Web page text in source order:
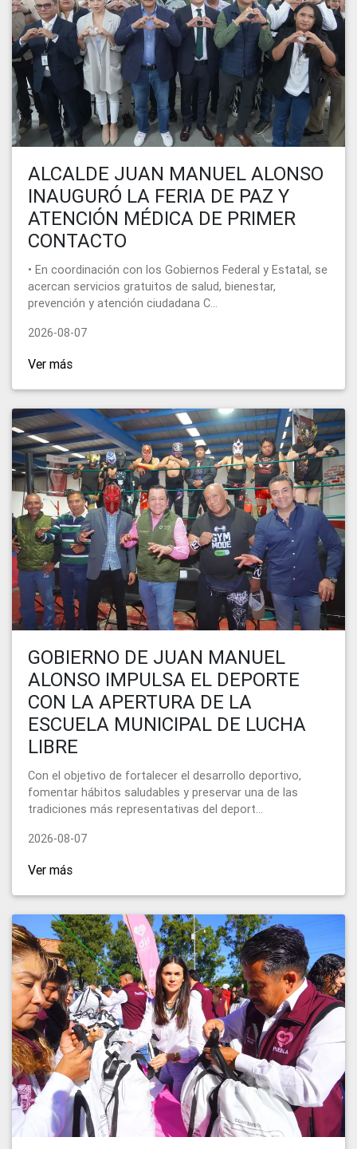
ALCALDE JUAN MANUEL ALONSO
INAUGURÓ LA FERIA DE PAZ Y
ATENCIÓN MÉDICA DE PRIMER
CONTACTO
• En coordinación con los Gobiernos Federal y Estatal, se
acercan servicios gratuitos de salud, bienestar,
prevención y atención ciudadana C...
2026-08-07
Ver más
GOBIERNO DE JUAN MANUEL
ALONSO IMPULSA EL DEPORTE
CON LA APERTURA DE LA
ESCUELA MUNICIPAL DE LUCHA
LIBRE
Con el objetivo de fortalecer el desarrollo deportivo,
fomentar hábitos saludables y preservar una de las
tradiciones más representativas del deport...
2026-08-07
Ver más